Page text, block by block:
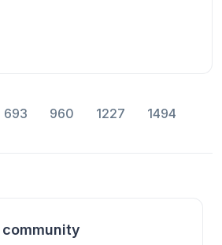
693 960 1227 1494